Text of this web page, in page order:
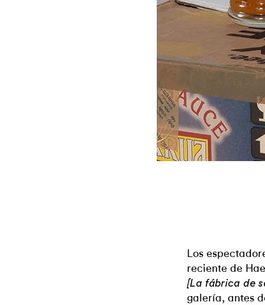
Los
reciente de
[La fábrica de
galería, antes